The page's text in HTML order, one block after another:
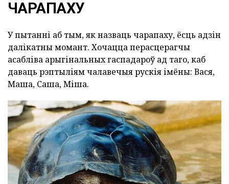
ЧАРАПАХУ
У пытанні аб тым, як назваць чарапаху, ёсць адзін
далікатны момант. Хочацца перасцерагчы
асабліва арыгінальных гаспадароў ад таго, каб
даваць рэптыліям чалавечыя рускія імёны: Вася,
Маша, Саша, Міша.